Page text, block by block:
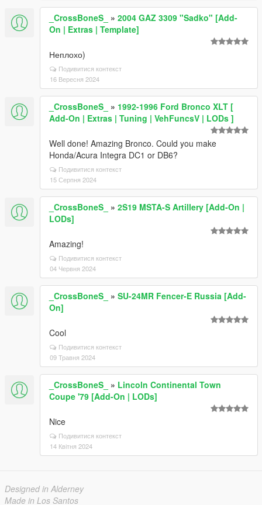
_CrossBoneS_ » 2004 GAZ 3309 "Sadko" [Add-
On | Extras | Template]
Неплохо)
Подивитися контекст
16 Вересня 2024
_CrossBoneS_ » 1992-1996 Ford Bronco XLT [
Add-On | Extras | Tuning | VehFuncsV | LODs ]
Well done! Amazing Bronco. Could you make
Honda/Acura Integra DC1 or DB6?
Подивитися контекст
15 Серпня 2024
_CrossBoneS_ » 2S19 MSTA-S Artillery [Add-On |
LODs]
Amazing!
Подивитися контекст
04 Червня 2024
_CrossBoneS_ » SU-24MR Fencer-E Russia [Add-
On]
Cool
Подивитися контекст
09 Травня 2024
_CrossBoneS_ » Lincoln Continental Town
Coupe '79 [Add-On | LODs]
Nice
Подивитися контекст
14 Квітня 2024
Designed in Alderney
Made in Los Santos